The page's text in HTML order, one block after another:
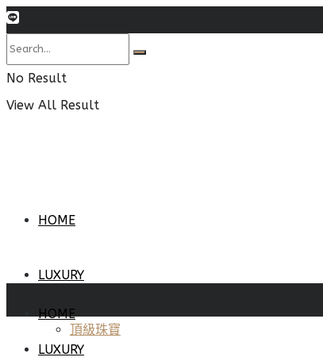
No Result
View All Result
HOME
LUXURY
頂級珠寶
HOME
LUXURY